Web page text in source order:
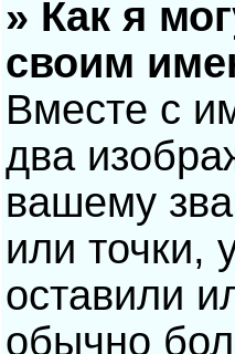
» Как я
своим
Вместе с
два
вашему
или точки,
оставили
обычно